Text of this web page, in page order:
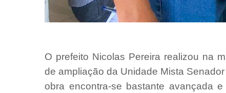
O prefeito Nicolas Pereira realizou na
de ampliação da Unidade Mista
obra encontra-se bastante avançada